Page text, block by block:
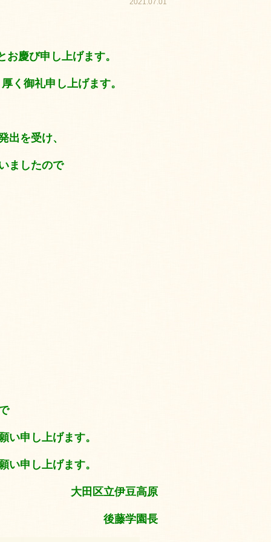
2021.07.01
申し上げます。
く御礼申し上げます。
を受け、
ましたので
上げます。
申し上げます。
大田区立伊豆高原
後藤学園長